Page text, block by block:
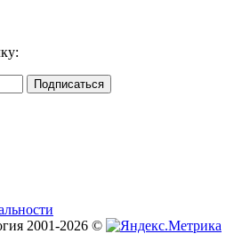
2001-2026 ©